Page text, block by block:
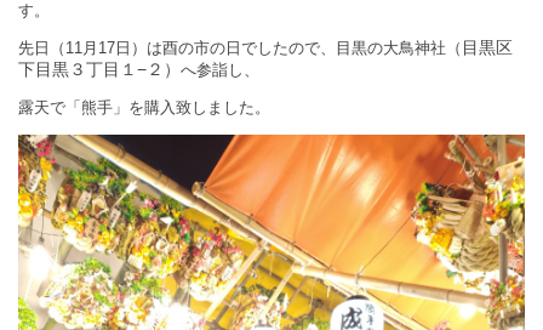
す。
先日（ 11月 17 日）は酉の市の日でしたので、目黒の大鳥神社（ 目黒区
下目黒３丁目１−２） へ参詣し、
露天で「熊手」を購入致しました。